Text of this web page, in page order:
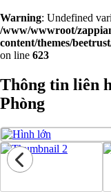
Warning: Undefined
/www/wwwroot/
content/themes/
on line 623
Thông tin liên
Phòng